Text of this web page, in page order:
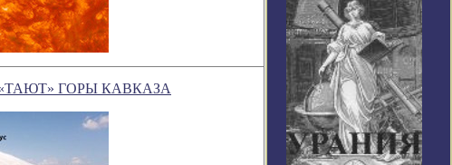
ГОРЫ КАВКАЗА